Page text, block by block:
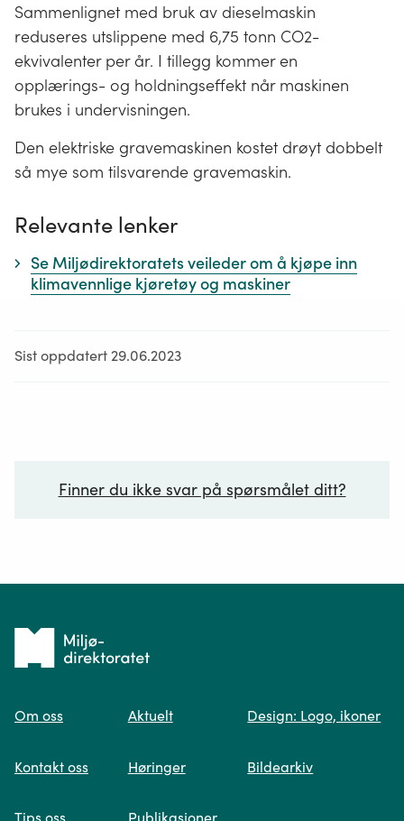
Sammenlignet med bruk av dieselmaskin
reduseres utslippene med 6,75 tonn CO2-
ekvivalenter per år. I tillegg kommer en
opplærings- og holdningseffekt når maskinen
brukes i undervisningen.
Den elektriske gravemaskinen kostet drøyt dobbelt
så mye som tilsvarende gravemaskin.
Relevante lenker
Se Miljødirektoratets veileder om å kjøpe inn
klimavennlige kjøretøy og maskiner
Sist oppdatert 29.06.2023
Finner du ikke svar på spørsmålet ditt?
Spør oss
Tilbake
forsiden
Om oss
Kontakt oss
Aktuelt
Høringer
Design: Logo, ikoner
Bildearkiv